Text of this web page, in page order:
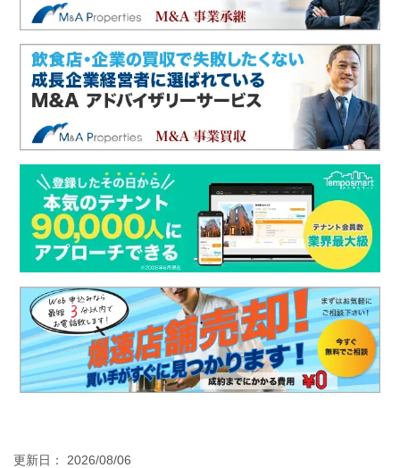
更新日： 2026/08/06